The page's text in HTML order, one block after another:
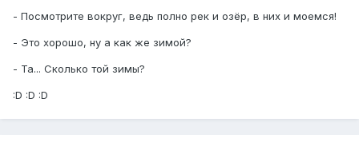
- Посмотрите вокруг, ведь полно рек и озёр, в них и моемся!
- Это хорошо, ну а как же зимой?
- Та... Сколько той зимы?
:D :D :D